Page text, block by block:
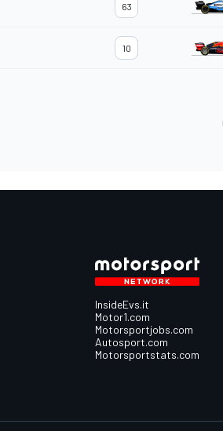
63
10
InsideEvs.it
Motor1.com
Motorsportjobs.com
Autosport.com
Motorsportstats.com